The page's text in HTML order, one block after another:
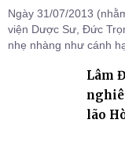
Ngày 31/07/2013
viện Dược Sư, Đức
nhẹ nhàng như cánh
Lâm
lão